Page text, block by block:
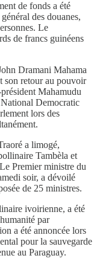
de fonds a été
des douanes,
Le
de francs guinéens
Dramani Mahama
son retour au pouvoir
Mahamudu
Democratic
lors des
a limogé,
Tambèla et
Premier ministre du
soir, a dévoilé
de 25 ministres.
ivoirienne, a été
par
a été annoncée lors
pour la sauvegarde
au Paraguay.